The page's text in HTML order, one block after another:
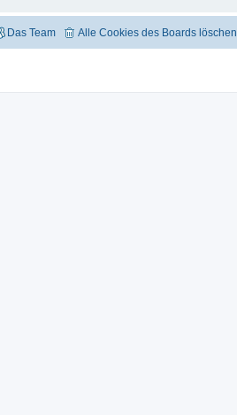
Alle Cookies des Boards löschen
Das Team